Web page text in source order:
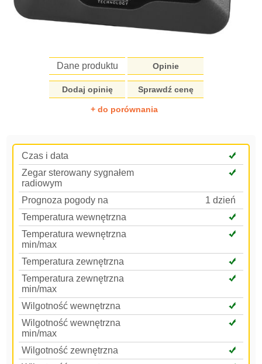
Dane produktu Opinie
Dodaj opinię Sprawdź cenę
+ do porównania
Czas i data
Zegar sterowany sygnałem
radiowym
Prognoza pogody na
1 dzień
Temperatura wewnętrzna
Temperatura wewnętrzna
min/max
Temperatura zewnętrzna
Temperatura zewnętrzna
min/max
Wilgotność wewnętrzna
Wilgotność wewnętrzna
min/max
Wilgotność zewnętrzna